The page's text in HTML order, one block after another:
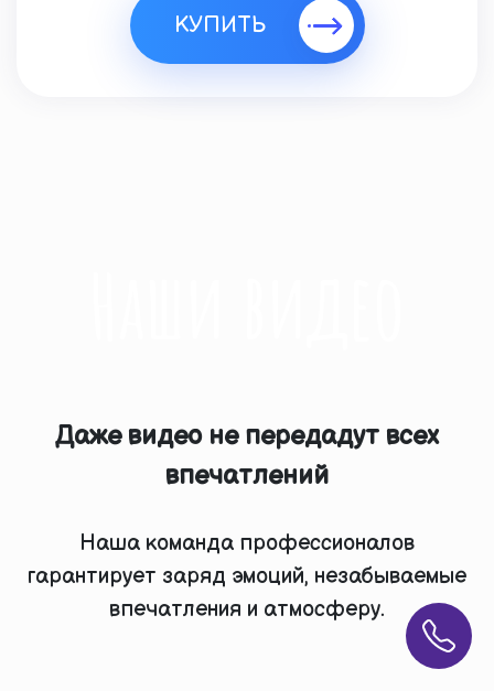
КУПИТЬ
Даже видео не передадут всех
впечатлений
Наша команда профессионалов
гарантирует заряд эмоций, незабываемые
впечатления и атмосферу.